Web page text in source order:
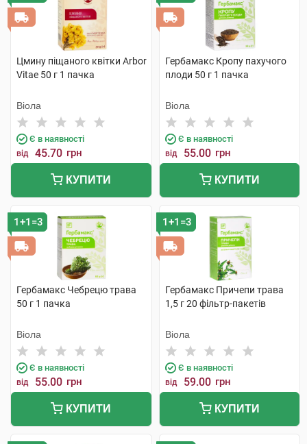
Цмину піщаного квітки Arbor
Vitae 50 г 1 пачка
Віола
Є в наявності
від 45.70 грн
КУПИТИ
Гербамакс Кропу пахучого
плоди 50 г 1 пачка
Віола
Є в наявності
від 55.00 грн
КУПИТИ
1+1=3
Гербамакс Чебрецю трава
50 г 1 пачка
Віола
Є в наявності
від 55.00 грн
КУПИТИ
1+1=3
Гербамакс Причепи трава
1,5 г 20 фільтр-пакетів
Віола
Є в наявності
від 59.00 грн
КУПИТИ